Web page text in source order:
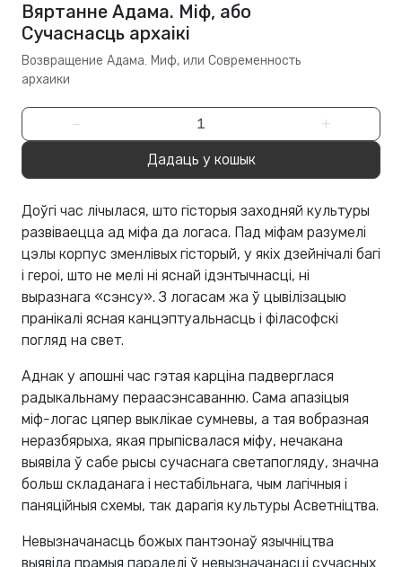
Вяртанне Адама. Міф, або
Сучаснасць архаікі
Возвращение Адама. Миф, или Современность
архаики
− +
Дадаць у кошык
Доўгі час лічылася, што гісторыя заходняй культуры
развіваецца ад міфа да логаса. Пад міфам разумелі
цэлы корпус зменлівых гісторый, у якіх дзейнічалі багі
і героі, што не мелі ні яснай ідэнтычнасці, ні
выразнага «сэнсу». З логасам жа ў цывілізацыю
пранікалі ясная канцэптуальнасць і філасофскі
погляд на свет.
Аднак у апошні час гэтая карціна падверглася
радыкальнаму пераасэнсаванню. Сама апазіцыя
міф-логас цяпер выклікае сумневы, а тая вобразная
неразбярыха, якая прыпісвалася міфу, нечакана
выявіла ў сабе рысы сучаснага светапогляду, значна
больш складанага і нестабільнага, чым лагічныя і
паняційныя схемы, так дарагія культуры Асветніцтва.
Невызначанасць божых пантэонаў язычніцтва
выявіла прамыя паралелі ў невызначанасці сучасных